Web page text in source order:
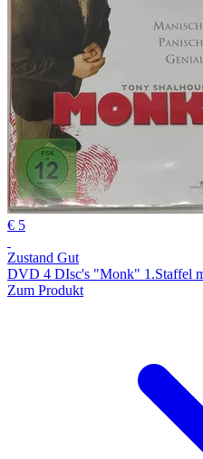
€ 5
Zustand Gut
DVD 4 DIsc's "Monk" 1.Staffel
Zum Produkt